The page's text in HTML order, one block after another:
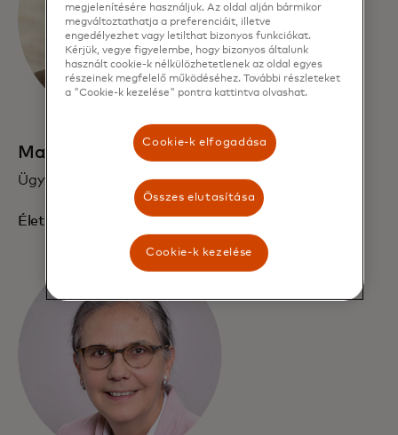
Max Lanckriet
Ügyvezető alelnök, Customer Delivery Europe
Életrajz elolvasása
megjelenítésére használjuk. Az oldal alján bármikor
megváltoztathatja a preferenciáit, illetve
engedélyezhet vagy letilthat bizonyos funkciókat.
Kérjük, vegye figyelembe, hogy bizonyos általunk
használt cookie-k nélkülözhetetlenek az oldal egyes
részeinek megfelelő működéséhez. További részleteket
a "Cookie-k kezelése" pontra kattintva olvashat.
Cookie-k elfogadása
Összes elutasítása
Cookie-k kezelése